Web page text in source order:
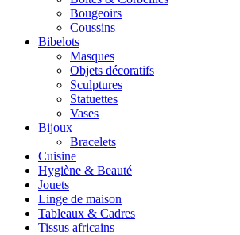
Bougeoirs
Coussins
Bibelots
Masques
Objets décoratifs
Sculptures
Statuettes
Vases
Bijoux
Bracelets
Cuisine
Hygiène & Beauté
Jouets
Linge de maison
Tableaux & Cadres
Tissus africains